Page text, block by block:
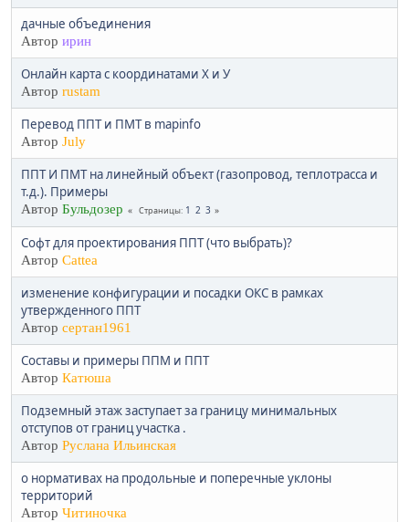
дачные объединения
Автор ирин
Онлайн карта с координатами Х и У
Автор rustam
Перевод ППТ и ПМТ в mapinfo
Автор July
ППТ И ПМТ на линейный объект (газопровод, теплотрасса и
т.д.). Примеры
Автор Бульдозер Страницы 1 2 3
Софт для проектирования ППТ (что выбрать)?
Автор Cattea
изменение конфигурации и посадки ОКС в рамках
утвержденного ППТ
Автор сертан1961
Составы и примеры ППМ и ППТ
Автор Катюша
Подземный этаж заступает за границу минимальных
отступов от границ участка .
Автор Руслана Ильинская
о нормативах на продольные и поперечные уклоны
территорий
Автор Читиночка